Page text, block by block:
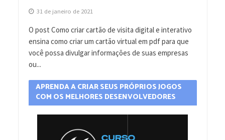
31 de janeiro de 2021
O post Como criar cartão de visita digital e interativo
ensina como criar um cartão virtual em pdf para que
você possa divulgar informações de suas empresas
ou...
APRENDA A CRIAR SEUS PRÓPRIOS JOGOS
COM OS MELHORES DESENVOLVEDORES